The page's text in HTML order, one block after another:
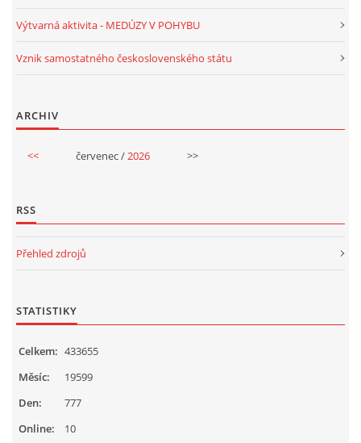
SVATÝ VÁCLAV
HALLOWEEN
SVATÝ MARTIN
SVATÁ BARBORA 4.12.
MIKULÁŠ, ČERTI
MASOPUST
Výtvarná aktivita - MEDÚZY V POHYBU
Vznik samostatného československého státu
ARCHIV
<< červenec / 2026 >>
RSS
Přehled zdrojů
STATISTIKY
Online: 10
Celkem: 433655
Měsíc:
19599
Den:
777